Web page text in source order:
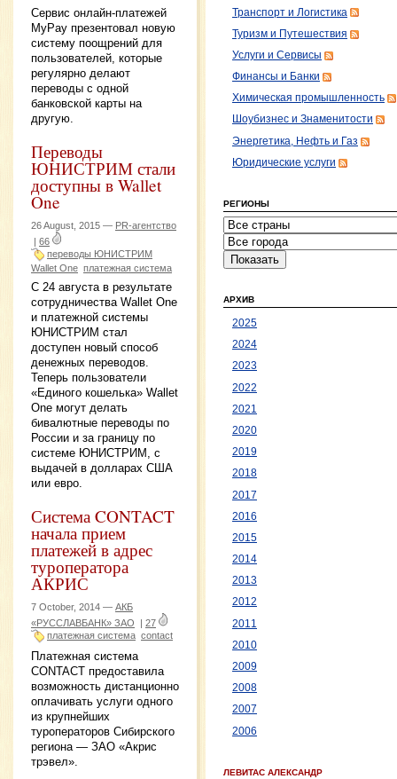
Сервис онлайн-платежей
MyPay презентовал новую
систему поощрений для
пользователей, которые
регулярно делают
переводы с одной
банковской карты на
другую.
Переводы
ЮНИСТРИМ стали
доступны в Wallet
One
26 August, 2015 — PR-агентство
| 66
переводы ЮНИСТРИМ
Wallet One платежная система
С 24 августа в результате
сотрудничества Wallet One
и платежной системы
ЮНИСТРИМ стал
доступен новый способ
денежных переводов.
Теперь пользователи
«Единого кошелька» Wallet
One могут делать
бивалютные переводы по
России и за границу по
системе ЮНИСТРИМ, с
выдачей в долларах США
или евро.
Система CONTACT
начала прием
платежей в адрес
туроператора
АКРИС
7 October, 2014 — АКБ
«РУССЛАВБАНК» ЗАО | 27
платежная система contact
Платежная система
CONTACT предоставила
возможность дистанционно
оплачивать услуги одного
из крупнейших
туроператоров Сибирского
региона — ЗАО «Акрис
трэвел».
Транспорт и Логистика
Туризм и Путешествия
Услуги и Сервисы
Финансы и Банки
Химическая промышленность
Шоубизнес и Знаменитости
Энергетика, Нефть и Газ
Юридические услуги
РЕГИОНЫ
АРХИВ
2025
2024
2023
2022
2021
2020
2019
2018
2017
2016
2015
2014
2013
2012
2011
2010
2009
2008
2007
2006
ЛЕВИТАС АЛЕКСАНДР